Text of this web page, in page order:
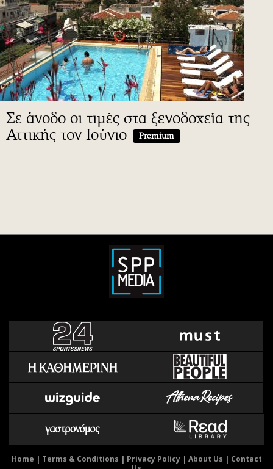
Σε άνοδο οι τιμές στα ξενοδοχεία της
Αττικής τον Ιούνιο
Premium
Home | Terms & Conditions | Privacy Policy| About Us | Contact